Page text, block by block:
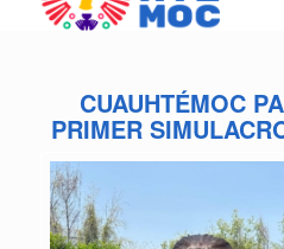
CUAUHTÉMOC
PRIMER